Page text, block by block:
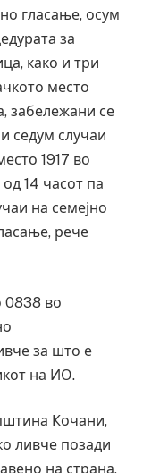
гласање, осум
за
како и три
место
забележани се
седум случаи
1917 во
14 часот па
на семејно
рече
0838 во
за што е
на ИО.
Кочани,
ливче позади
на страна,